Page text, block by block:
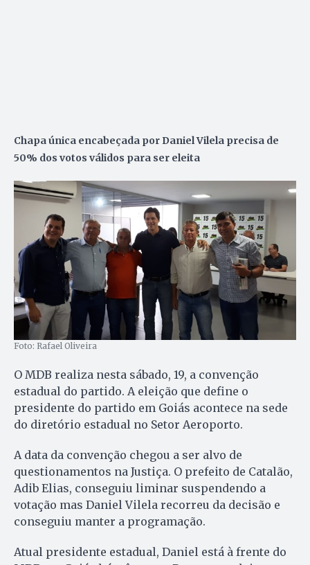
Chapa única encabeçada por Daniel Vilela precisa de
50% dos votos válidos para ser eleita
Foto: Rafael Oliveira
O MDB realiza nesta sábado, 19, a convenção
estadual do partido. A eleição que define o
presidente do partido em Goiás acontece na sede
do diretório estadual no Setor Aeroporto.
A data da convenção chegou a ser alvo de
questionamentos na Justiça. O prefeito de Catalão,
Adib Elias, conseguiu liminar suspendendo a
votação mas Daniel Vilela recorreu da decisão e
conseguiu manter a programação.
Atual presidente estadual, Daniel está à frente do